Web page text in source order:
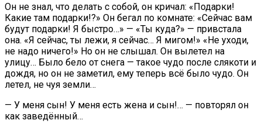
Он не знал, что делать с собой, он кричал: «Подарки!
Какие там подарки!?» Он бегал по комнате: «Сейчас вам
будут подарки! Я быстро…» — «Ты куда?» — привстала
она. «Я сейчас, ты лежи, я сейчас… Я мигом!» «Не уходи,
не надо ничего!» Но он не слышал. Он вылетел на
улицу… Было бело от снега — такое чудо после слякоти и
дождя, но он не заметил, ему теперь всё было чудо. Он
летел, не чуя земли…
— У меня сын! У меня есть жена и сын!… — повторял он
как заведённый…